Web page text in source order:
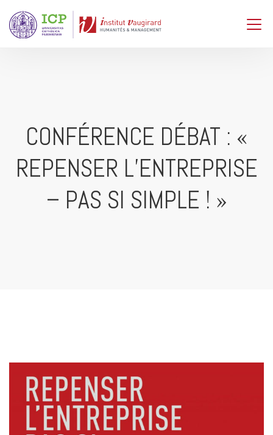
CONFÉRENCE DÉBAT : «
REPENSER L’ENTREPRISE
– PAS SI SIMPLE ! »